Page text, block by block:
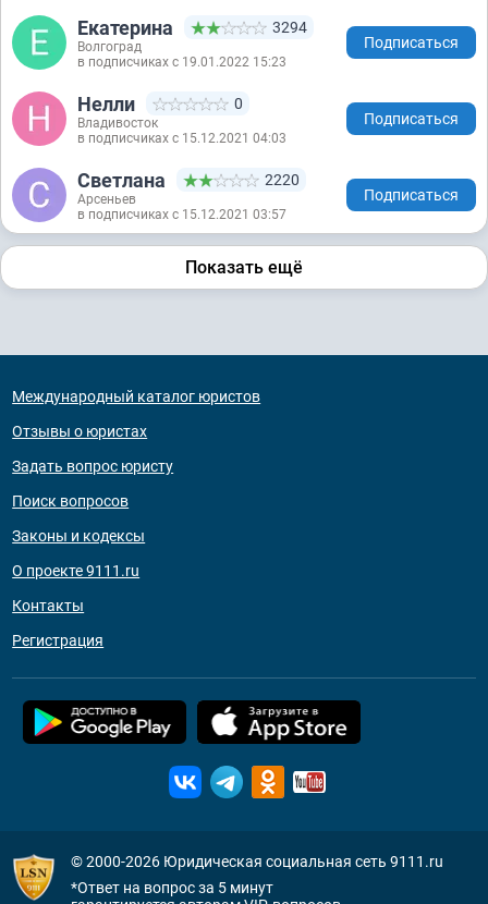
Екатерина 3294
Волгоград
в подписчиках с 19.01.2022 15:23
Подписаться
Нелли 0
Владивосток
в подписчиках с 15.12.2021 04:03
Подписаться
Светлана 2220
Арсеньев
в подписчиках с 15.12.2021 03:57
Подписаться
Показать ещё
Международный каталог юристов
Отзывы о юристах
Задать вопрос юристу
Поиск вопросов
Законы и кодексы
О проекте 9111.ru
Контакты
Регистрация
© 2000-2026 Юридическая социальная сеть 9111.ru
*Ответ на вопрос за 5 минут